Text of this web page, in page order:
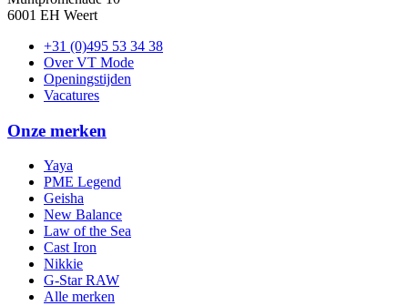
6001 EH Weert
+31 (0)495 53 34 38
Over VT Mode
Openingstijden
Vacatures
Onze merken
Yaya
PME Legend
Geisha
New Balance
Law of the Sea
Cast Iron
Nikkie
G-Star RAW
Alle merken